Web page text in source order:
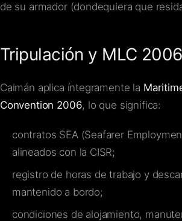
de su armador (dondequiera que
Tripulación y MLC 2006
Caimán aplica íntegramente la
Convention 2006, lo que significa:
contratos SEA (Seafarer
alineados con la CISR;
registro de horas de trabajo y
mantenido a bordo;
condiciones de alojamiento,